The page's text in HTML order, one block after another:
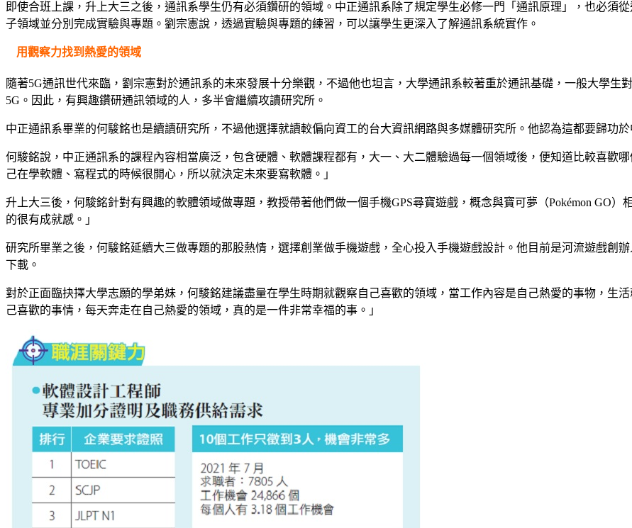
即使合班上課，升上大三之後，通訊系學生仍有必須鑽研的領域。中正通訊系除了規定學生必修一門「通訊原理」，也必須
子領域並分別完成實驗與專題。劉宗憲說，透過實驗與專題的練習，可以讓學生更深入了解通訊系統實作。
用觀察力找到熱愛的領域
隨著5G通訊世代來臨，劉宗憲對於通訊系的未來發展十分樂觀，不過他也坦言，大學通訊系較著重於通訊基礎，一般大學生
5G。因此，有興趣鑽研通訊領域的人，多半會繼續攻讀研究所。
中正通訊系畢業的何駿銘也是續讀研究所，不過他選擇就讀較偏向資工的台大資訊網路與多媒體研究所。他認為這都要歸功
何駿銘說，中正通訊系的課程內容相當廣泛，包含硬體、軟體課程都有，大一、大二體驗過每一個領域後，便知道比較喜歡
己在學軟體、寫程式的時候很開心，所以就決定未來要寫軟體。」
升上大三後，何駿銘針對有興趣的軟體領域做專題，教授帶著他們做一個手機GPS尋寶遊戲，概念與寶可夢（Pokémon GO
的很有成就感。」
研究所畢業之後，何駿銘延續大三做專題的那股熱情，選擇創業做手機遊戲，全心投入手機遊戲設計。他目前是河流遊戲創
下載。
對於正面臨抉擇大學志願的學弟妹，何駿銘建議盡量在學生時期就觀察自己喜歡的領域，當工作內容是自己熱愛的事物，生
己喜歡的事情，每天奔走在自己熱愛的領域，真的是一件非常幸福的事。」